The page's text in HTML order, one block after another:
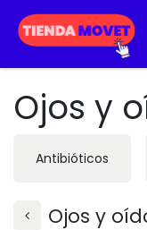
Ojos y
Antibióticos
Ojos y